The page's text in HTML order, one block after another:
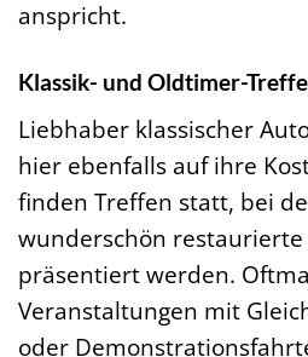
anspricht.
Klassik- und Oldtimer-
Liebhaber klassischer
hier ebenfalls auf ihre
finden Treffen statt, bei
wunderschön restaurierte
präsentiert werden.
Veranstaltungen mit
oder